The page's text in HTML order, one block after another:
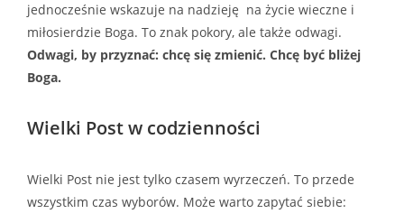
jednocześnie wskazuje na nadzieję na życie wieczne i
miłosierdzie Boga. To znak pokory, ale także odwagi.
Odwagi, by przyznać: chcę się zmienić. Chcę być bliżej
Boga.
Wielki Post w codzienności
Wielki Post nie jest tylko czasem wyrzeczeń. To przede
wszystkim czas wyborów. Może warto zapytać siebie: